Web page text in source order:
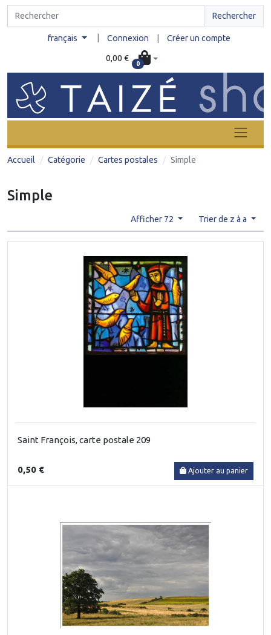
Rechercher
français Connexion Créer un compte
0,00 €
0
Accueil Catégorie Cartes postales Simple
Simple
Afficher 72 Trier de z à a
Saint François, carte postale 209
0,50 € Ajouter au panier